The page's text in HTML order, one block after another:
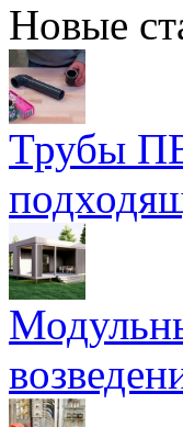
Новые
Трубы